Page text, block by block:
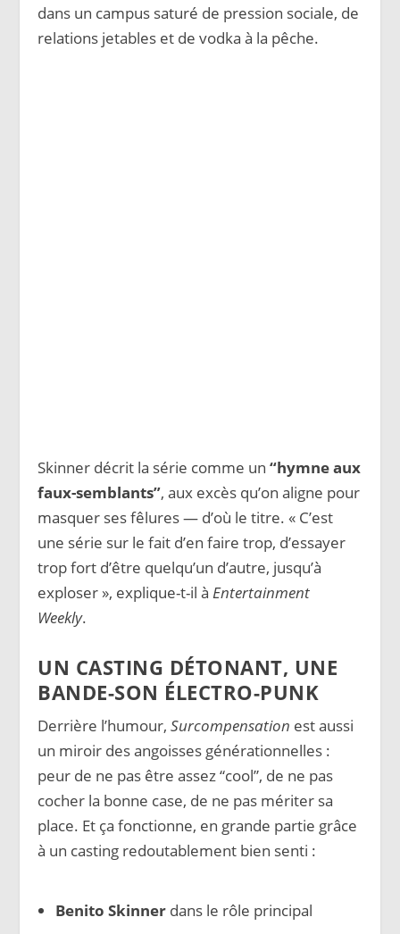
dans un campus saturé de pression sociale, de
relations jetables et de vodka à la pêche.
Skinner décrit la série comme un“hymne aux
faux-semblants”, aux excès qu’on aligne pour
masquer ses fêlures — d’où le titre. « C’est
une série sur le fait d’en faire trop, d’essayer
trop fort d’être quelqu’un d’autre, jusqu’à
exploser », explique-t-il à Entertainment
Weekly.
UN CASTING DÉTONANT, UNE
BANDE-SON ÉLECTRO-PUNK
Derrière l’humour,Surcompensation est aussi
un miroir des angoisses générationnelles :
peur de ne pas être assez “cool”, de ne pas
cocher la bonne case, de ne pas mériter sa
place. Et ça fonctionne, en grande partie grâce
à un casting redoutablement bien senti :
Benito Skinnerdans le rôle principal